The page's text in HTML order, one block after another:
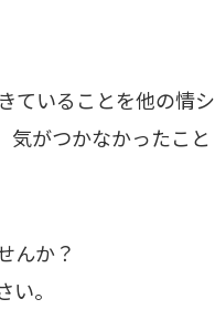
ていることを他の情シ
気がつかなかったこと
んか？
。